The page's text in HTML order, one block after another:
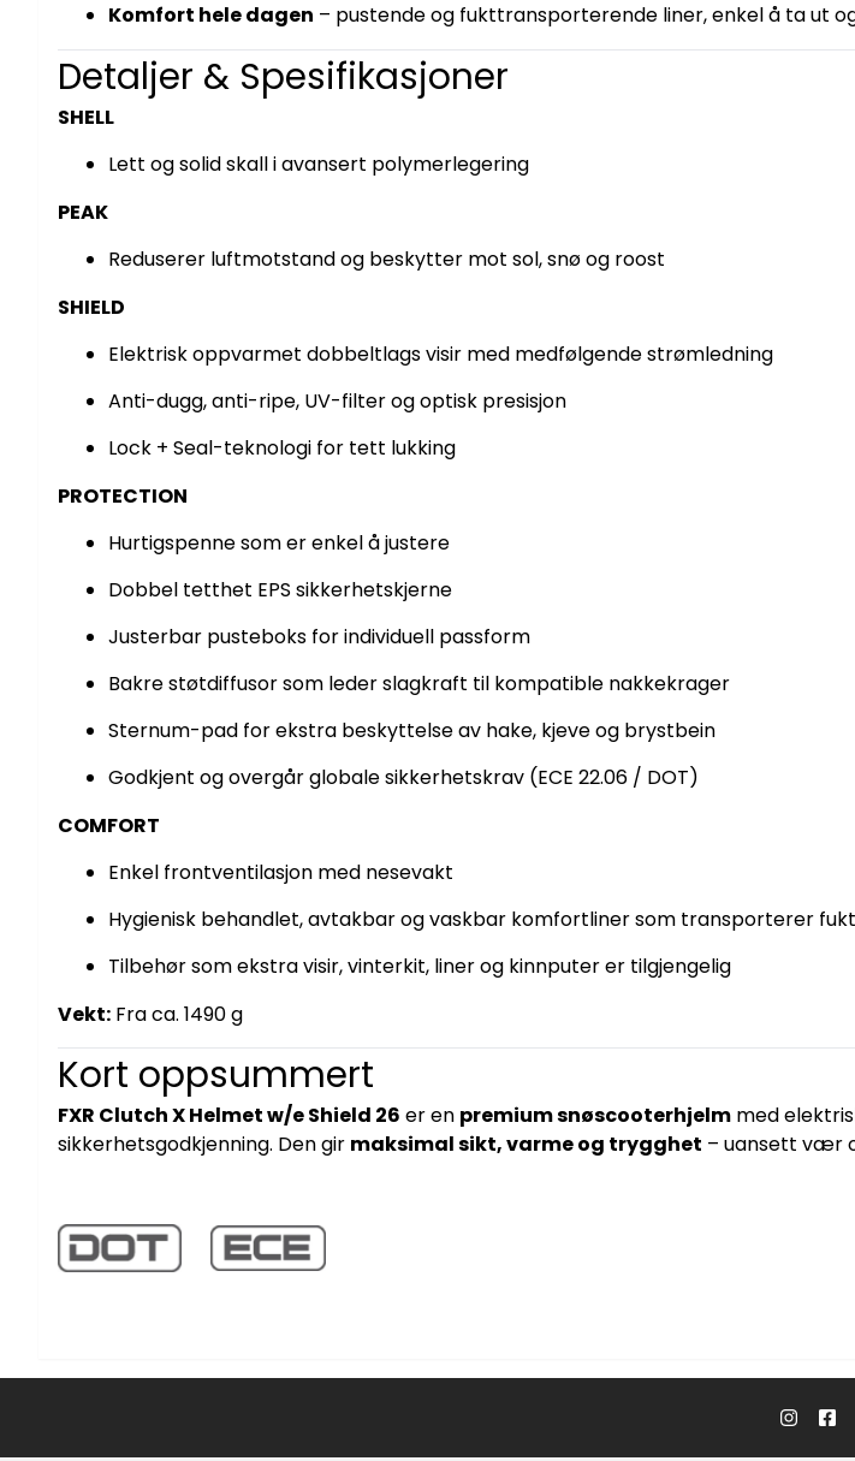
Komfort hele dagen – pustende og fukttransporterende liner, enkel å ta ut
Detaljer & Spesifikasjoner
SHELL
Lett og solid skall i avansert polymerlegering
PEAK
Reduserer luftmotstand og beskytter mot sol, snø og roost
SHIELD
Elektrisk oppvarmet dobbeltlags visir med medfølgende strømledning
Anti-dugg, anti-ripe, UV-filter og optisk presisjon
Lock + Seal-teknologi for tett lukking
PROTECTION
Hurtigspenne som er enkel å justere
Dobbel tetthet EPS sikkerhetskjerne
Justerbar pusteboks for individuell passform
Bakre støtdiffusor som leder slagkraft til kompatible nakkekrager
Sternum-pad for ekstra beskyttelse av hake, kjeve og brystbein
Godkjent og overgår globale sikkerhetskrav (ECE 22.06 / DOT)
COMFORT
Enkel frontventilasjon med nesevakt
Hygienisk behandlet, avtakbar og vaskbar komfortliner som transporterer fukt
Tilbehør som ekstra visir, vinterkit, liner og kinnputer er tilgjengelig
Vekt: Fra ca. 1490 g
Kort oppsummert
FXR Clutch X Helmet w/e Shield 26 er en premium snøscooterhjelm med
sikkerhetsgodkjenning. Den gir maksimal sikt, varme og trygghet – uansett vær